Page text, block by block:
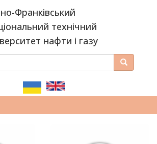
Франківський
технічний
нафти і газу
Пошук